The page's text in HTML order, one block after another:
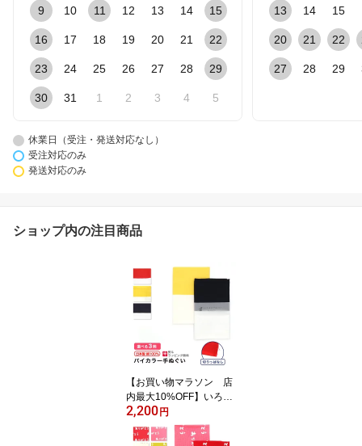
9 10 11 12 13 14 15
16 17 18 19 20 21 22
23 24 25 26 27 28 29
30 31 1 2 3 4 5
13 14 15
20 21 22
27 28 29
休業日（受注・発送対応なし）
受注対応のみ
発送対応のみ
ショップ内の注目商品
【お買い物マラソン 店
内最大10%OFF】いろは
バイカラー手ぬぐい ツー
トン 日本製 切りっぱな
し 粗品 熨斗 ノベルティ
2,200円